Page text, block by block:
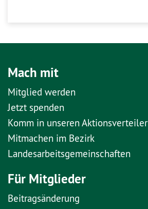
Mach mit
Mitglied werden
Jetzt spenden
Komm in unseren Aktionsverteiler
Mitmachen im Bezirk
Landesarbeitsgemeinschaften
Für Mitglieder
Beitragsänderung